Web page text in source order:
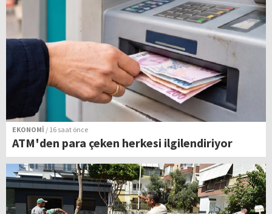
EKONOMİ / 16 saat önce
ATM'den para çeken herkesi ilgilendiriyor